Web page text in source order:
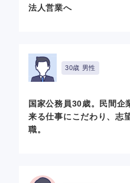
法人営業へ
30歳 男性
国家公務員30歳。民間企
来る仕事にこだわり、志
職。